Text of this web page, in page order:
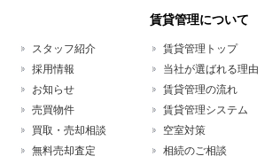
スタッフ紹介
採用情報
お知らせ
売買物件
買取・売却相談
無料売却査定
賃貸管理について
賃貸管理トップ
当社が選ばれる理由
賃貸管理の流れ
賃貸管理システム
空室対策
相続のご相談